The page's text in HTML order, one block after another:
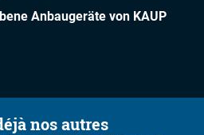
Anbaugeräte von KAUP
nos autres